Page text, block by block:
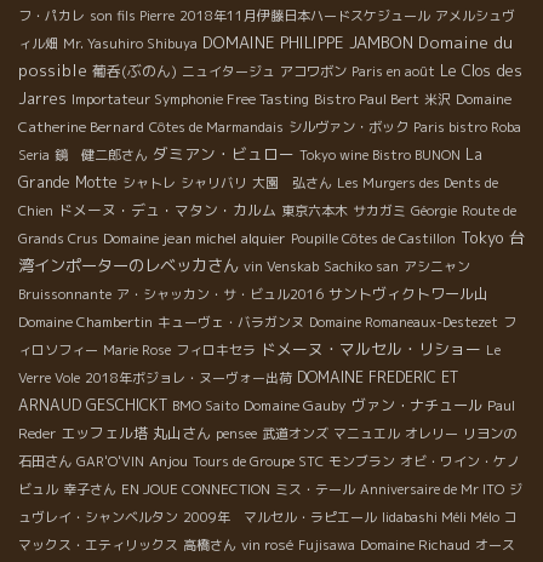
フ・パカレ son fils Pierre 2018年11月伊藤日本ハードスケジュール アメルシュヴ
ィル畑 Mr. Yasuhiro Shibuya DOMAINE PHILIPPE JAMBON Domaine du
possible 葡呑(ぶのん) ニュイタージュ アコワボン Paris en août Le Clos des
Jarres Importateur Symphonie Free Tasting Bistro Paul Bert 米沢 Domaine
Catherine Bernard Côtes de Marmandais シルヴァン・ボック Paris bistro Roba
Seria 鏡 健二郎さん ダミアン・ビュロー Tokyo wine Bistro BUNON La
Grande Motte シャトレ シャリバリ 大園 弘さん Les Murgers des Dents de
Chien ドメーヌ・デュ・マタン・カルム 東京六本木 サカガミ Géorgie Route de
Grands Crus Domaine jean michel alquier Poupille Côtes de Castillon Tokyo 台
湾インポーターのレベッカさん vin Venskab Sachiko san アシニャン
Bruissonnante ア・シャッカン・サ・ビュル2016 サントヴィクトワール山
Domaine Chambertin キューヴェ・バラガンヌ Domaine Romaneaux-Destezet フ
ィロソフィー Marie Rose フィロキセラ ドメーヌ・マルセル・リショー Le
Verre Vole 2018年ボジョレ・ヌーヴォー出荷 DOMAINE FREDERIC ET
ARNAUD GESCHICKT BMO Saito Domaine Gauby ヴァン・ナチュール Paul
Reder エッフェル塔 丸山さん pensee 武道オンズ マニュエル オレリー リヨンの
石田さん GAR'O'VIN Anjou Tours de Groupe STC モンブラン オビ・ワイン・ケノ
ビュル 幸子さん EN JOUE CONNECTION ミス・テール Anniversaire de Mr ITO ジ
ュヴレイ・シャンベルタン 2009年 マルセル・ラピエール Iidabashi Méli Mélo コ
マックス・エティリックス 高橋さん vin rosé Fujisawa Domaine Richaud オース